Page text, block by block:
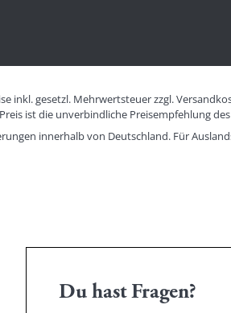
inkl. gesetzl. Mehrwertsteuer zzgl.
ist die unverbindliche Preisempfehlung
innerhalb von Deutschland. Für
Du hast Fragen?